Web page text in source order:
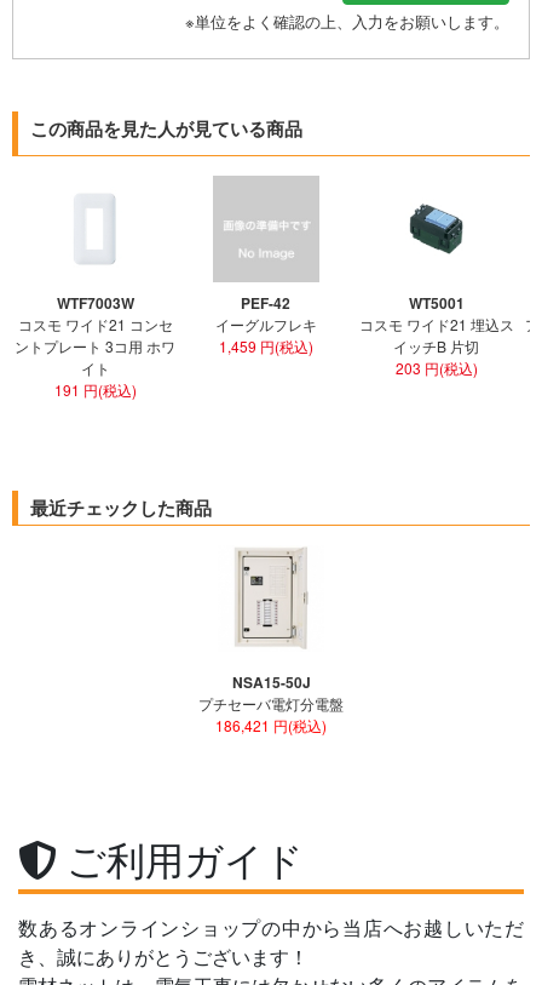
※単位をよく確認の上、入力をお願いします。
この商品を見た人が見ている商品
WTF7003W
コスモ ワイド21 コンセ
ントプレート 3コ用 ホワ
イト
191 円(税込)
PEF-42
イーグルフレキ
1,459 円(税込)
WT5001
コスモ ワイド21 埋込ス
イッチB 片切
203 円(税込)
最近チェックした商品
NSA15-50J
プチセーバ電灯分電盤
186,421 円(税込)
ご利用ガイド
数あるオンラインショップの中から当店へお越しいただ
き、誠にありがとうございます！